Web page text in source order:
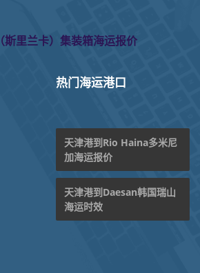
里兰卡）集装箱海运报价
热门海运港口
天津港到Rio Haina多米尼
加海运报价
天津港到Daesan韩国瑞山
海运时效